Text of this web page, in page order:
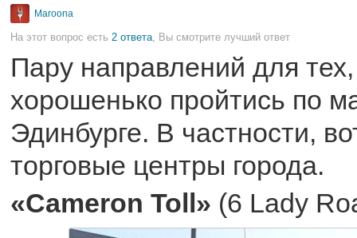
Maroona
На этот вопрос есть 2 ответа , Вы смотрите лучший ответ
Пару направлений для
хорошенько пройтись по
Эдинбурге. В частности,
торговые центры города.
«Cameron Toll» (6 Lady